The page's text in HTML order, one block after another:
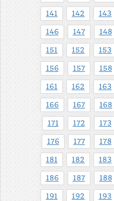
141 142 143
146 147 148
151 152 153
156 157 158
161 162 163
166 167 168
171 172 173
176 177 178
181 182 183
186 187 188
191 192 193